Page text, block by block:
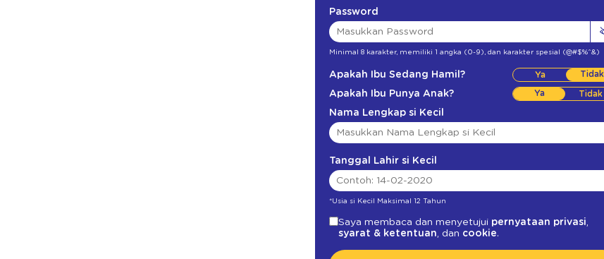
Password
Minimal 8 karakter, memiliki 1 angka (0-9) , dan karakter spesial (@#$%^&)
Apakah Ibu Sedang Hamil? Tidak
Apakah Ibu Punya Anak? Ya
Nama Lengkap si Kecil
Tanggal Lahir si Kecil
*Usia si Kecil Maksimal 12 Tahun
Saya membaca dan menyetujui pernyataan privasi,
syarat & ketentuan, dan cookie.